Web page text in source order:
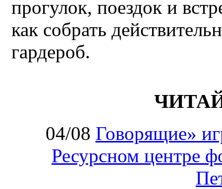
прогулок, поездок и
как собрать
гардероб.
04/08 Говорящие»
Ресурсном центре